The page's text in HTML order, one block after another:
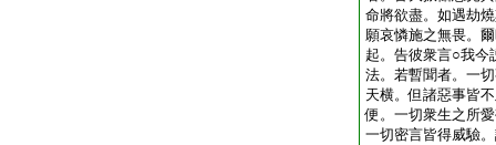
命將欲盡。如遇劫
願哀憐施之無畏。
起。告彼衆言○我今
法。若暫聞者。一
天横。但諸惡事皆
便。一切衆生之所
一切密言皆得威驗